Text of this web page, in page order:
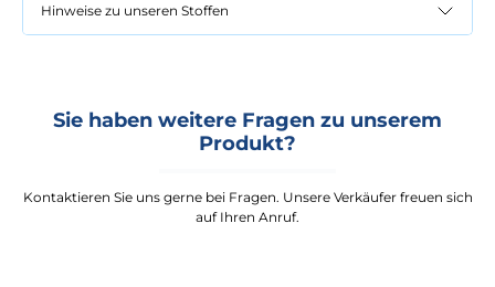
Hinweise zu unseren Stoffen
Sie haben weitere Fragen zu unserem
Produkt?
Kontaktieren Sie uns gerne bei Fragen. Unsere Verkäufer freuen sich
auf Ihren Anruf.